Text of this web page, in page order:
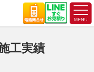
工実績